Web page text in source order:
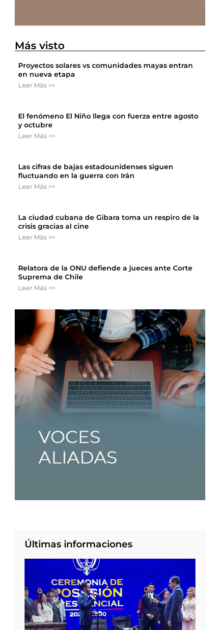
Más visto
Proyectos solares vs comunidades mayas entran
en nueva etapa
Leer Más >>
El fenómeno El Niño llega con fuerza entre agosto
y octubre
Leer Más >>
Las cifras de bajas estadounidenses siguen
fluctuando en la guerra con Irán
Leer Más >>
La ciudad cubana de Gibara toma un respiro de la
crisis gracias al cine
Leer Más >>
Relatora de la ONU defiende a jueces ante Corte
Suprema de Chile
Leer Más >>
Últimas informaciones